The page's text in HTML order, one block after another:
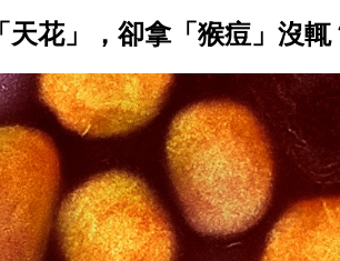
天花」，卻拿「猴痘」沒輒